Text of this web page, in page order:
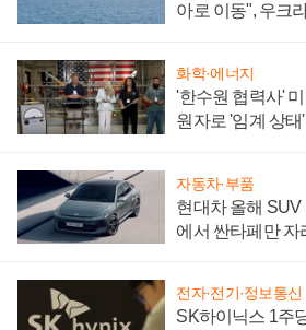
아로 이동", 우크
화학·에너지
'한수원 협력사'
원자로 '임계 상
자동차·부품
현대차 올해
에서 싼타페만 자
전자·전기·정보통신
SK하이닉스 1주